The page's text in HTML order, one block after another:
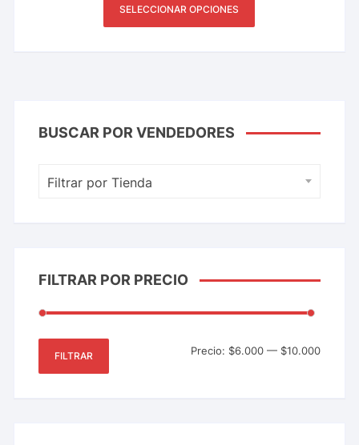
SELECCIONAR OPCIONES
BUSCAR POR VENDEDORES
Filtrar por Tienda
FILTRAR POR PRECIO
FILTRAR Precio: $6.000— $10.000